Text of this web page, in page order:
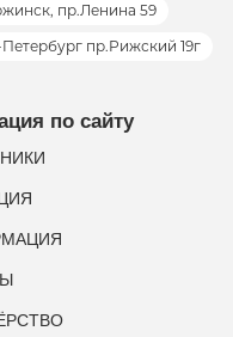
пр.Ленина 59
пр.Рижский 19г
по сайту